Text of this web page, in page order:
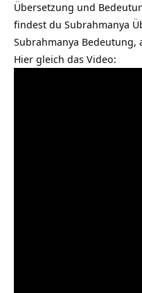
Übersetzung und
findest du Subrahmanya
Subrahmanya Bedeutung,
Hier gleich das Video: